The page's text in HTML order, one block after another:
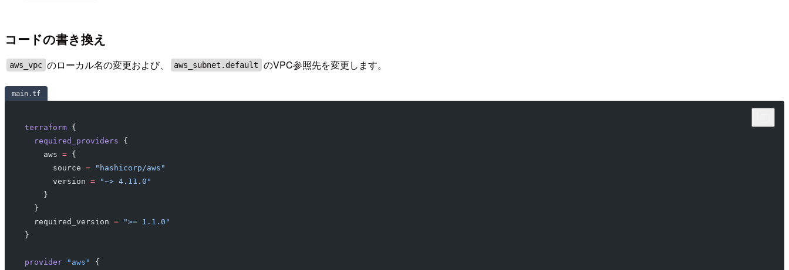
コードの書き換え
aws_vpc のローカル名の変更および、 aws_subnet.default のVPC参照先を変更します。
main.tf
terraform {
required_providers {
   aws
= {
     source
= "hashicorp/aws"
     version
= "~> 4.11.0"
   }
}
required_version = ">= 1.1.0"
}
provider "aws" {